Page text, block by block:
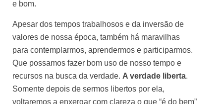
e bom.
Apesar dos tempos trabalhosos e da inversão de
valores de nossa época, também há maravilhas
para contemplarmos, aprendermos e participarmos.
Que possamos fazer bom uso de nosso tempo e
recursos na busca da verdade. A verdade liberta.
Somente depois de sermos libertos por ela,